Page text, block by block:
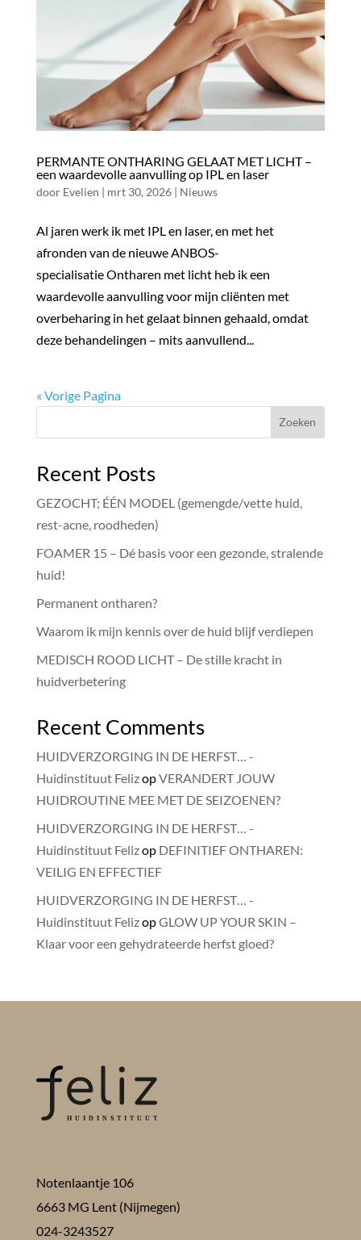
PERMANTE ONTHARING GELAAT MET LICHT –
een waardevolle aanvulling op IPL en laser
door Evelien | mrt 30, 2026| Nieuws
Al jaren werk ik met IPL en laser, en met het
afronden van de nieuwe ANBOS-
specialisatie Ontharen met licht heb ik een
waardevolle aanvulling voor mijn cliënten met
overbeharing in het gelaat binnen gehaald, omdat
deze behandelingen – mits aanvullend...
« Vorige Pagina
Zoeken
Recent Posts
GEZOCHT; ÉÉN MODEL (gemengde/vette huid,
rest-acne, roodheden)
FOAMER 15 – Dé basis voor een gezonde, stralende
huid!
Permanent ontharen?
Waarom ik mijn kennis over de huid blijf verdiepen
MEDISCH ROOD LICHT – De stille kracht in
huidverbetering
Recent Comments
HUIDVERZORGING IN DE HERFST… -
Huidinstituut FelizopVERANDERT JOUW
HUIDROUTINE MEE MET DE SEIZOENEN?
HUIDVERZORGING IN DE HERFST… -
Huidinstituut Felizop DEFINITIEF ONTHAREN:
VEILIG EN EFFECTIEF
HUIDVERZORGING IN DE HERFST… -
Huidinstituut FelizopGLOW UP YOUR SKIN –
Klaar voor een gehydrateerde herfst gloed?
Notenlaantje 106
6663 MG Lent (Nijmegen)
024-3243527